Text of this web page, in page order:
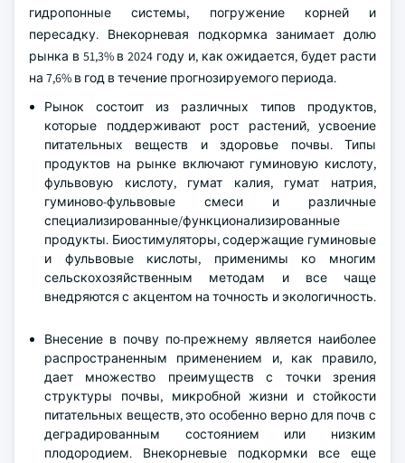
гидропонные системы, погружение корней и
пересадку. Внекорневая подкормка занимает долю
рынка в 51,3% в 2024 году и, как ожидается, будет расти
на 7,6% в год в течение прогнозируемого периода.
Рынок состоит из различных типов продуктов,
которые поддерживают рост растений, усвоение
питательных веществ и здоровье почвы. Типы
продуктов на рынке включают гуминовую кислоту,
фульвовую кислоту, гумат калия, гумат натрия,
гуминово-фульвовые смеси и различные
специализированные/функционализированные
продукты. Биостимуляторы, содержащие гуминовые
и фульвовые кислоты, применимы ко многим
сельскохозяйственным методам и все чаще
внедряются с акцентом на точность и экологичность.
Внесение в почву по-прежнему является наиболее
распространенным применением и, как правило,
дает множество преимуществ с точки зрения
структуры почвы, микробной жизни и стойкости
питательных веществ, это особенно верно для почв с
деградированным состоянием или низким
плодородием. Внекорневые подкормки все еще